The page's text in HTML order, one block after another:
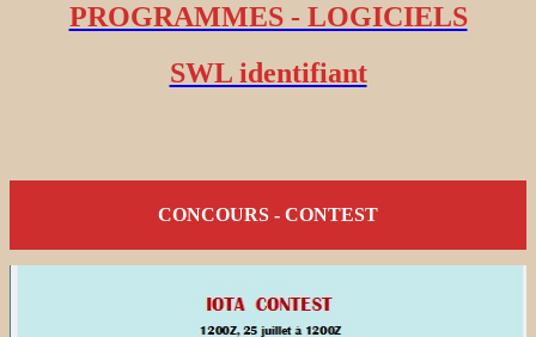
PROGRAMMES - LOGICIELS
SWL identifiant
CONCOURS - CONTEST